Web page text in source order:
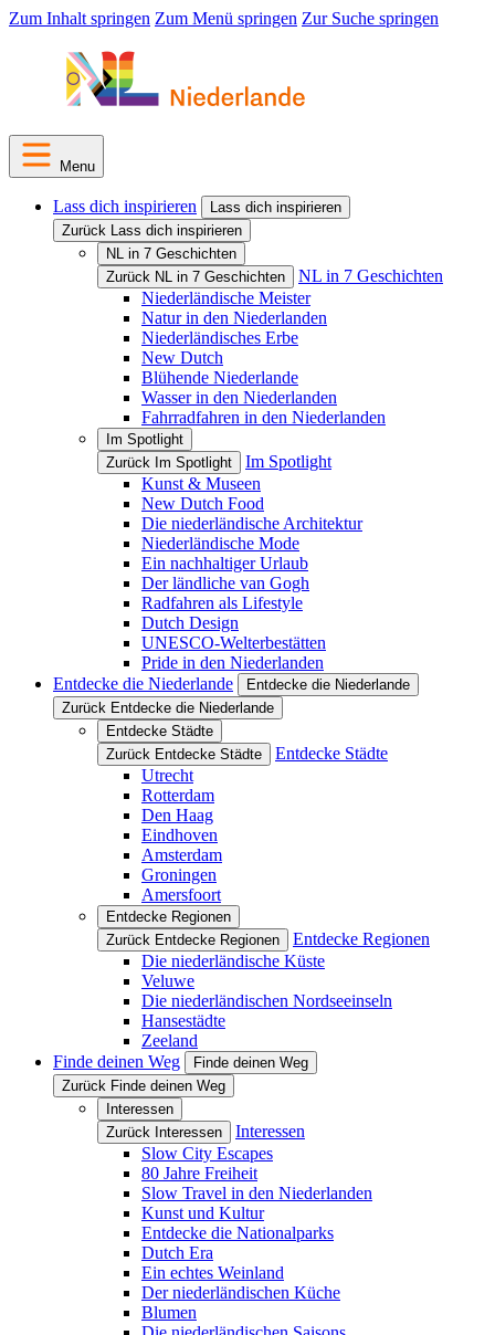
Zum Inhalt springen Zum Menü springen Zur Suche springen
Menu
Lass dich inspirieren
Lass dich inspirieren
Zurück Lass dich inspirieren
NL in 7 Geschichten
Zurück NL in 7 Geschichten
NL in 7 Geschichten
Niederländische Meister
Natur in den Niederlanden
Niederländisches Erbe
New Dutch
Blühende Niederlande
Wasser in den Niederlanden
Fahrradfahren in den Niederlanden
Im Spotlight
Zurück Im Spotlight
Im Spotlight
Kunst & Museen
New Dutch Food
Die niederländische Architektur
Niederländische Mode
Ein nachhaltiger Urlaub
Der ländliche van Gogh
Radfahren als Lifestyle
Dutch Design
UNESCO-Welterbestätten
Pride in den Niederlanden
Entdecke die Niederlande
Entdecke die Niederlande
Zurück Entdecke die Niederlande
Entdecke Städte
Zurück Entdecke Städte
Entdecke Städte
Utrecht
Rotterdam
Den Haag
Eindhoven
Amsterdam
Groningen
Amersfoort
Entdecke Regionen
Zurück Entdecke Regionen
Entdecke Regionen
Die niederländische Küste
Veluwe
Die niederländischen Nordseeinseln
Hansestädte
Zeeland
Finde deinen Weg
Finde deinen Weg
Zurück Finde deinen Weg
Interessen
Zurück Interessen
Interessen
Slow City Escapes
80 Jahre Freiheit
Slow Travel in den Niederlanden
Kunst und Kultur
Entdecke die Nationalparks
Dutch Era
Ein echtes Weinland
Der niederländischen Küche
Blumen